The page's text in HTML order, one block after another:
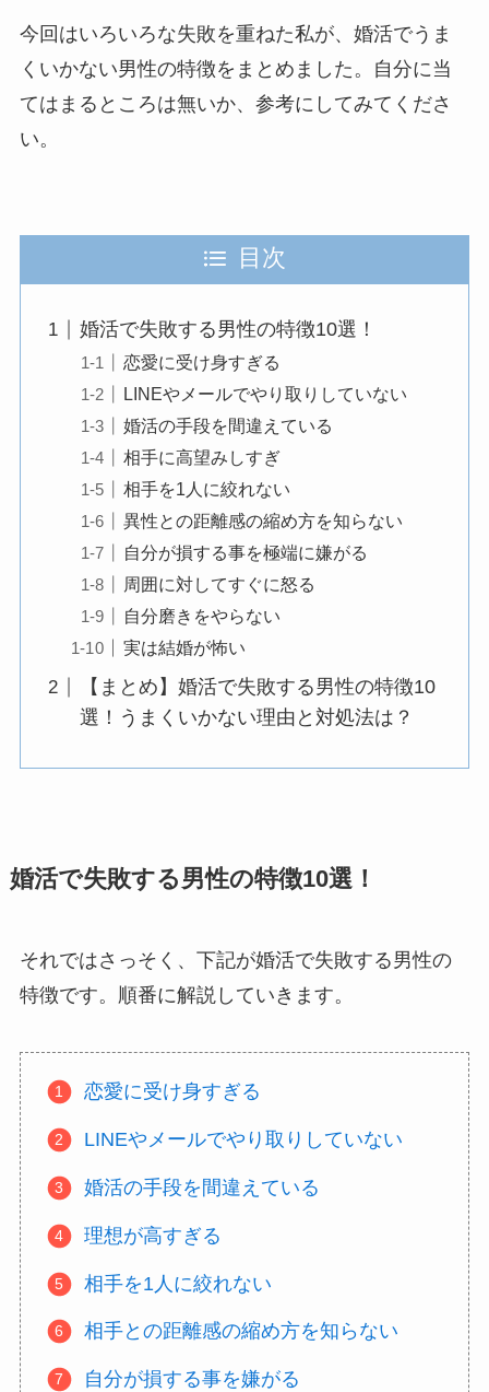
今回はいろいろな失敗を重ねた私が、婚活でうま
くいかない男性の特徴をまとめました。自分に当
てはまるところは無いか、参考にしてみてくださ
い。
目次
婚活で失敗する男性の特徴10選！
恋愛に受け身すぎる
LINEやメールでやり取りしていない
婚活の手段を間違えている
相手に高望みしすぎ
相手を1人に絞れない
異性との距離感の縮め方を知らない
自分が損する事を極端に嫌がる
周囲に対してすぐに怒る
自分磨きをやらない
実は結婚が怖い
【まとめ】婚活で失敗する男性の特徴10
選！うまくいかない理由と対処法は？
婚活で失敗する男性の特徴10選！
それではさっそく、下記が婚活で失敗する男性の
特徴です。順番に解説していきます。
恋愛に受け身すぎる
LINEやメールでやり取りしていない
婚活の手段を間違えている
理想が高すぎる
相手を1人に絞れない
相手との距離感の縮め方を知らない
自分が損する事を嫌がる